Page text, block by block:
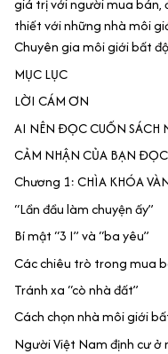
giá trị với người mua bán,
thiết với những nhà môi
Chuyên gia môi giới bất
MỤC LỤC
LỜI CÁM ƠN
AI NÊN ĐỌC CUỐN SÁCH
CẢM NHẬN CỦA BẠN ĐỌC
Chương 1: CHÌA KHÓA
“Lần đầu làm chuyện ấy”
Bí mật “3 I” và “ba yêu”
Các chiêu trò trong mua
Tránh xa “cò nhà đất”
Cách chọn nhà môi giới
Người Việt Nam định cư ở